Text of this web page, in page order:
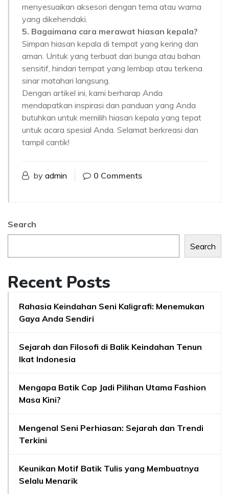
menyesuaikan aksesori dengan tema atau warna
yang dikehendaki.
5. Bagaimana cara merawat hiasan kepala?
Simpan hiasan kepala di tempat yang kering dan
aman. Untuk yang terbuat dari bunga atau bahan
sensitif, hindari tempat yang lembap atau terkena
sinar matahari langsung.
Dengan artikel ini, kami berharap Anda
mendapatkan inspirasi dan panduan yang Anda
butuhkan untuk memilih hiasan kepala yang tepat
untuk acara spesial Anda. Selamat berkreasi dan
tampil cantik!
by admin 0 Comments
Search
Search
Recent Posts
Rahasia Keindahan Seni Kaligrafi: Menemukan
Gaya Anda Sendiri
Sejarah dan Filosofi di Balik Keindahan Tenun
Ikat Indonesia
Mengapa Batik Cap Jadi Pilihan Utama Fashion
Masa Kini?
Mengenal Seni Perhiasan: Sejarah dan Trendi
Terkini
Keunikan Motif Batik Tulis yang Membuatnya
Selalu Menarik